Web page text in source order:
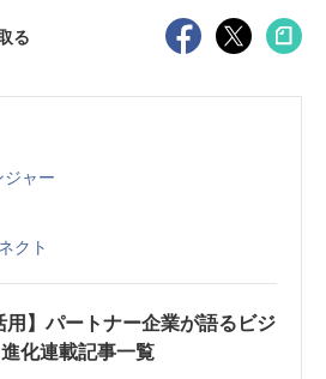
る
ャー
クト
用】パートナー企業が語るビジ
化連載記事一覧